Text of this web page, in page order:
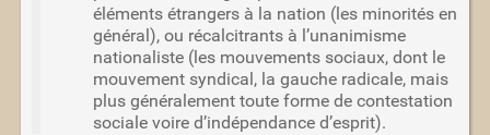
éléments étrangers à la nation (les minorités en
général), ou récalcitrants à l’unanimisme
nationaliste (les mouvements sociaux, dont le
mouvement syndical, la gauche radicale, mais
plus généralement toute forme de contestation
sociale voire d’indépendance d’esprit).